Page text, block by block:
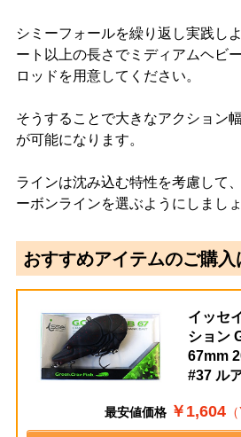
シミーフォールを繰り返し実践し
ート以上の長さでミディアムヘビ
ロッドを用意してください。
そうすることで大きなアクション
が可能になります。
ラインは沈み込む特性を考慮して
ーボンラインを選ぶようにしましょ
おすすめアイテムのご購入
イッセ
ション
67mm
#37 ル
最安値価格 ￥1,604